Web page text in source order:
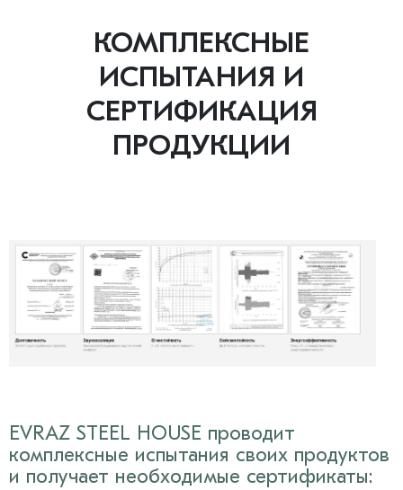
КОМПЛЕКСНЫЕ
ИСПЫТАНИЯ И
СЕРТИФИКАЦИЯ
ПРОДУКЦИИ
EVRAZ STEEL HOUSE проводит
комплексные испытания своих продуктов
и получает необходимые сертификаты: